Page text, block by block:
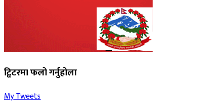
ट्विटरमा फलो गर्नुहोला
My Tweets